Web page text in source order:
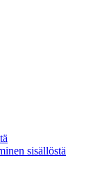
sisällöstä